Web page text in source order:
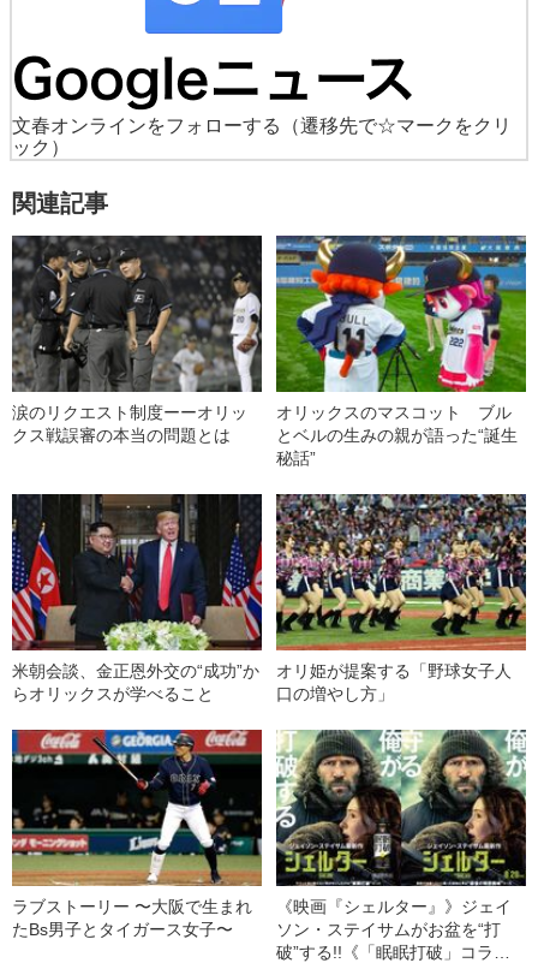
文春オンラインをフォローする
（遷移先で☆マークをクリ
ック）
関連記事
涙のリクエスト制度ーーオリッ
クス戦誤審の本当の問題とは
オリックスのマスコット ブル
とベルの生みの親が語った“誕生
秘話”
米朝会談、金正恩外交の“成功”か
らオリックスが学べること
オリ姫が提案する「野球女子人
口の増やし方」
ラブストーリー 〜大阪で生まれ
たBs男子とタイガース女子〜
《映画『シェルター』》ジェイ
ソン・ステイサムがお盆を“打
破”する!!《「眠眠打破」コラ